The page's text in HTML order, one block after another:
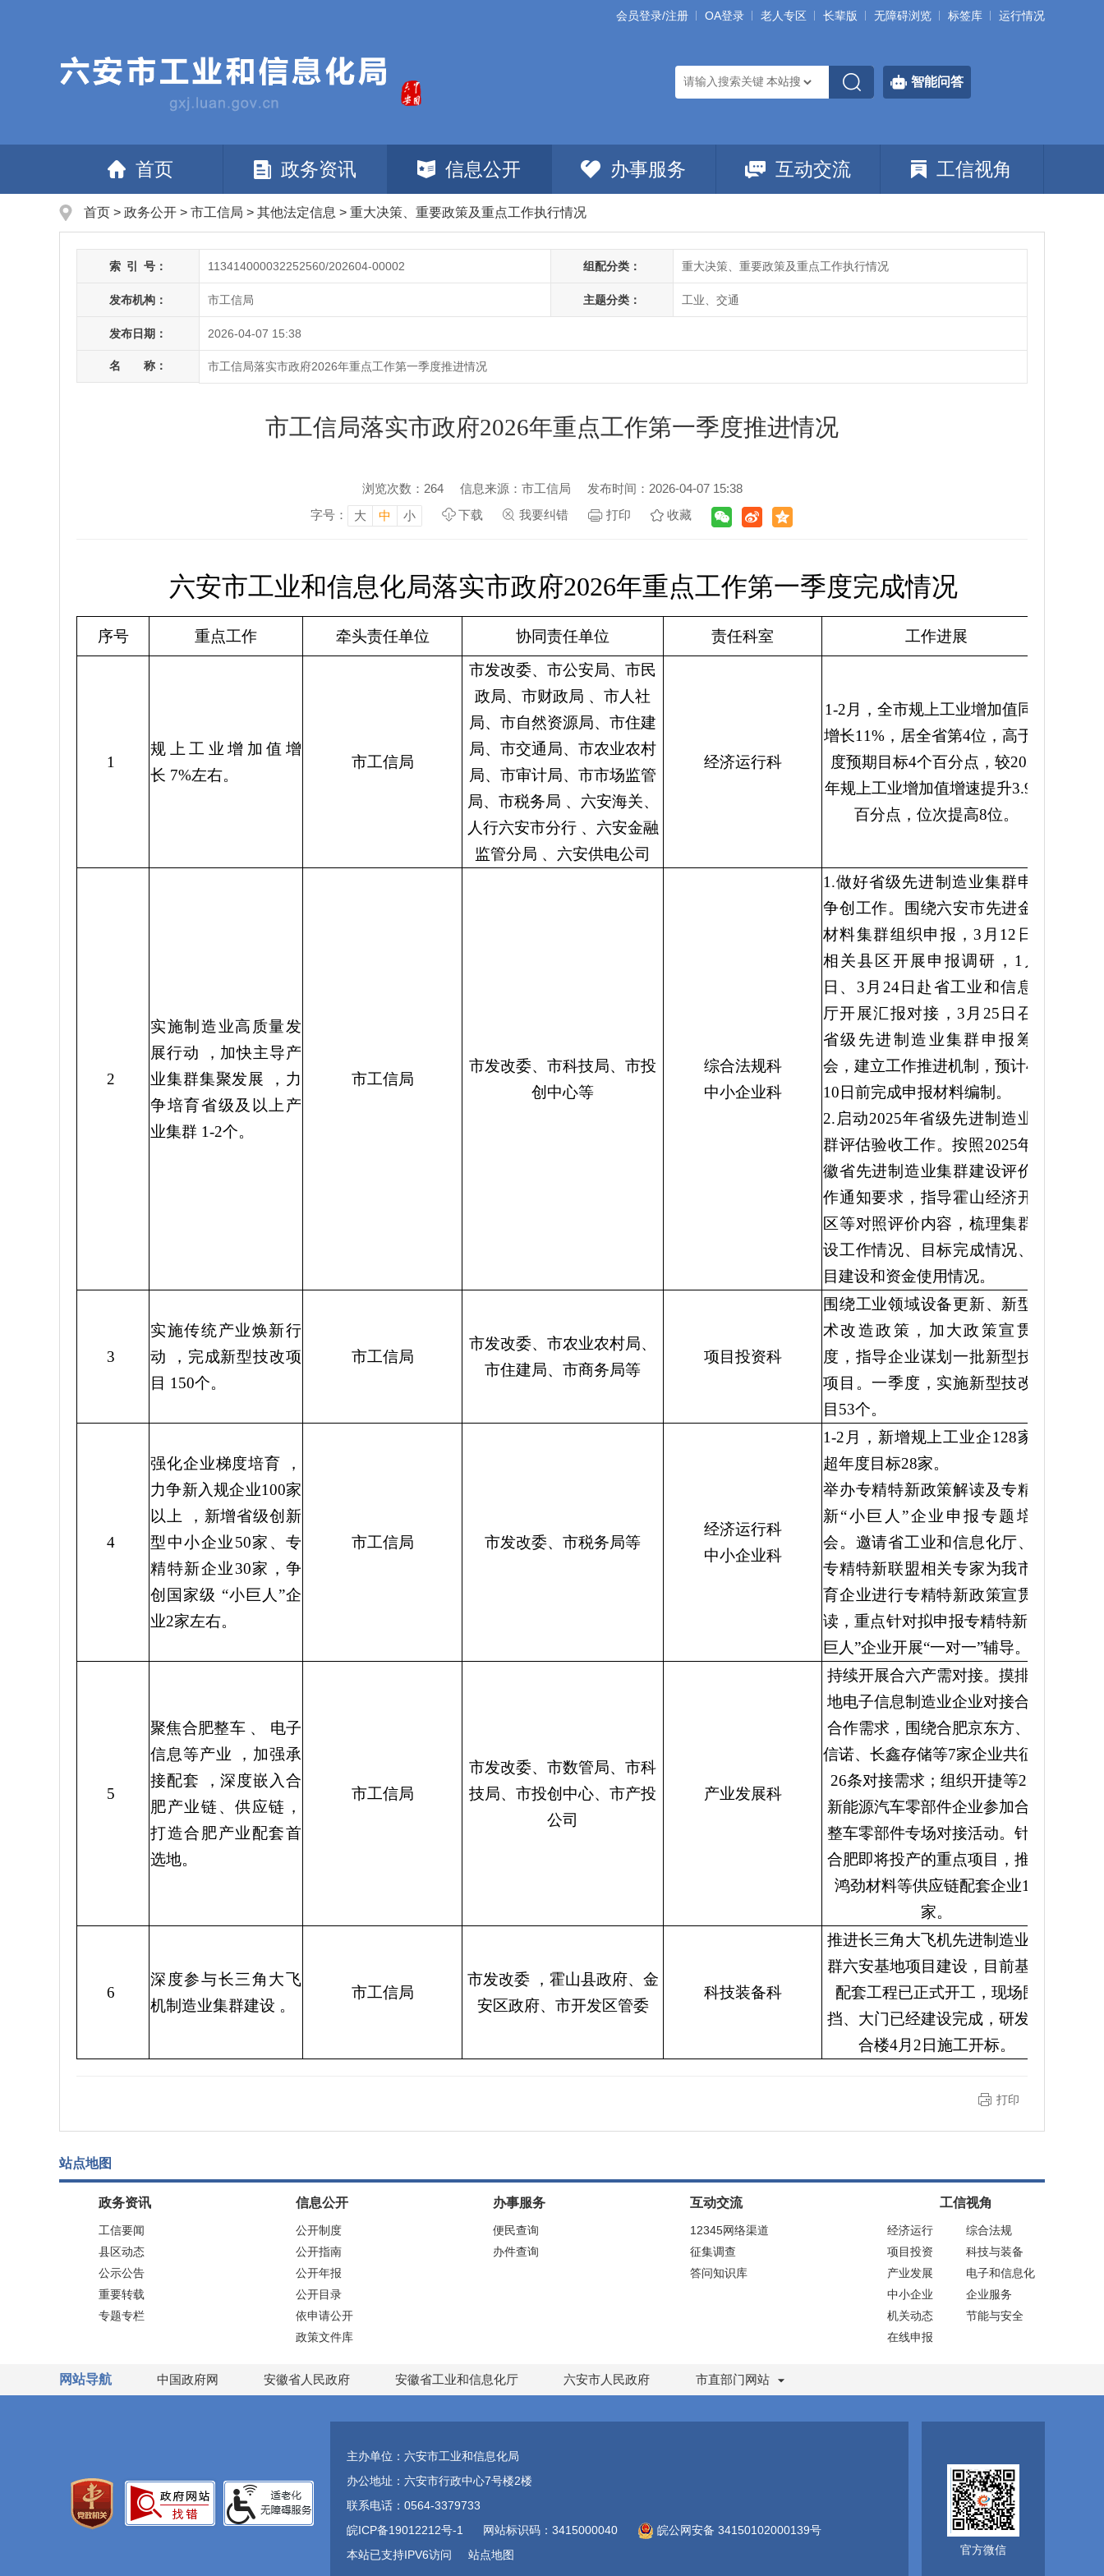
会员登录/注册 OA登录 老人专区 长辈版 无障碍浏览 标签库 运行情况
智能问答
首页 政务资讯 信息公开 办事服务 互动交流 工信视角
首页 > 政务公开 > 市工信局 > 其他法定信息 > 重大决策、重要政策及重点工作执行情况
索 引 号： 113414000032252560/202604-00002 组配分类： 重大决策、重要政策及重点工作执行情况
发布机构： 市工信局 主题分类： 工业、交通
发布日期： 2026-04-07 15:38
名 称： 市工信局落实市政府2026年重点工作第一季度推进情况
市工信局落实市政府2026年重点工作第一季度推进情况
浏览次数： 264 信息来源：市工信局
发布时间：2026-04-07 15:38
字号：
大 中 小 下载 我要纠错 打印 收藏
六安市工业和信息化局落实市政府2026年重点工作第一季度完成情况
序号 重点工作 牵头责任单位 协同责任单位 责任科室 工作进展
1
规上工业增加值增
长 7%左右。
市工信局
市发改委、市公安局、市民
政局、市财政局 、市人社
局、市自然资源局、市住建
局、市交通局、市农业农村
局、市审计局、市市场监管
局、市税务局 、六安海关、
人行六安市分行 、六安金融
监管分局 、六安供电公司
经济运行科
1-2月，全市规上工业增加值同比
增长11%，居全省第4位，高于年
度预期目标4个百分点，较2025
年规上工业增加值增速提升3.9个
百分点，位次提高8位。
2
实施制造业高质量发
展行动
，加快主导产
业集群集聚发展
，力
争培育省级及以上产
业集群 1-2个。
市工信局
市发改委、市科技局、市投
创中心等
综合法规科
中小企业科
1.做好省级先进制造业集群申报
争创工作。围绕六安市先进金属
材料集群组织申报，3月12日赴
相关县区开展申报调研，1月5
日、3月24日赴省工业和信息化
厅开展汇报对接，3月25日召开
省级先进制造业集群申报筹备
会，建立工作推进机制，预计4月
10日前完成申报材料编制。
2.启动2025年省级先进制造业集
群评估验收工作。按照2025年安
徽省先进制造业集群建设评价工
作通知要求，指导霍山经济开发
区等对照评价内容，梳理集群建
设工作情况、目标完成情况、项
目建设和资金使用情况。
3
实施传统产业焕新行
动
，完成新型技改项
目 150个。
市工信局
市发改委、市农业农村局、
市住建局、市商务局等
项目投资科
围绕工业领域设备更新、新型技
术改造政策，加大政策宣贯力
度，指导企业谋划一批新型技改
项目。一季度，实施新型技改项
目53个。
4
强化企业梯度培育
，
力争新入规企业100家
以上
，新增省级创新
型中小企业50家、专
精特新企业30家，争
创国家级 “小巨人 ”企
业2家左右。
市工信局 市发改委、市税务局等
经济运行科
中小企业科
1-2月，新增规上工业企128家，
超年度目标28家。
举办专精特新政策解读及专精特
新“小巨人”企业申报专题培训
会。邀请省工业和信息化厅、省
专精特新联盟相关专家为我市培
育企业进行专精特新政策宣贯解
读，重点针对拟申报专精特新“小
巨人”企业开展“一对一”辅导。
5
聚焦合肥整车 、
电子
信息等产业
，加强承
接配套
，深度嵌入合
肥产业链、供应链，
打造合肥产业配套首
选地。
市工信局
市发改委、市数管局、市科
技局、市投创中心、市产投
公司
产业发展科
持续开展合六产需对接。摸排本
地电子信息制造业企业对接合肥
合作需求，围绕合肥京东方、维
信诺、长鑫存储等7家企业共征集
26条对接需求；组织开捷等2家
新能源汽车零部件企业参加合肥
整车零部件专场对接活动。针对
合肥即将投产的重点项目，推荐
鸿劲材料等供应链配套企业18
家。
6
深度参与长三角大飞
机制造业集群建设 。
市工信局
市发改委
，霍山县政府、金
安区政府、市开发区管委
科技装备科
推进长三角大飞机先进制造业集
群六安基地项目建设，目前基地
配套工程已正式开工，现场围
挡、大门已经建设完成，研发综
合楼4月2日施工开标。
打印
站点地图
政务资讯
工信要闻
县区动态
公示公告
重要转载
专题专栏
信息公开
公开制度
公开指南
公开年报
公开目录
依申请公开
政策文件库
办事服务
便民查询
办件查询
互动交流
12345网络渠道
征集调查
答问知识库
工信视角
经济运行
综合法规
项目投资
科技与装备
产业发展
电子和信息化
中小企业
企业服务
机关动态
节能与安全
在线申报
网站导航 中国政府网 安徽省人民政府 安徽省工业和信息化厅 六安市人民政府 市直部门网站
主办单位：六安市工业和信息化局
办公地址：六安市行政中心7号楼2楼
联系电话：0564-3379733
皖ICP备19012212号-1
网站标识码：3415000040
皖公网安备 34150102000139号
本站已支持IPV6访问
站点地图 官方微信